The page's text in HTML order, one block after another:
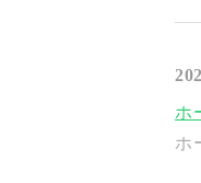
ホ
ホ